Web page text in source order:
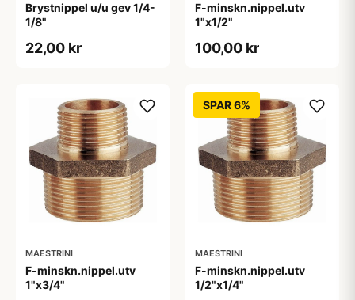
Brystnippel u/u gev 1/4-
1/8"
22,00 kr
F-minskn.nippel.utv
1"x1/2"
100,00 kr
MAESTRINI
F-minskn.nippel.utv
1"x3/4"
SPAR 6%
MAESTRINI
F-minskn.nippel.utv
1/2"x1/4"